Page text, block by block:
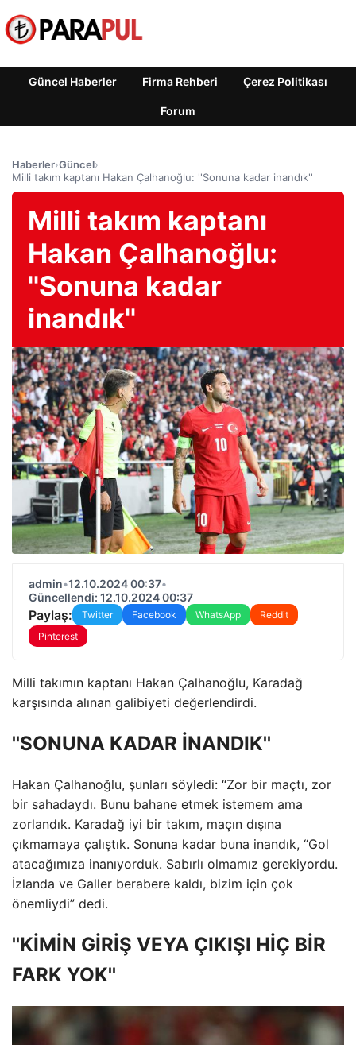
Güncel Haberler Firma Rehberi Çerez Politikası
Forum
Haberler›Güncel›
Milli takım kaptanı Hakan Çalhanoğlu: ''Sonuna kadar inandık''
Milli takım kaptanı
Hakan Çalhanoğlu:
''Sonuna kadar
inandık''
admin•12.10.2024 00:37•
Güncellendi: 12.10.2024 00:37
Paylaş: Twitter Facebook WhatsApp
Reddit
Pinterest
Milli takımın kaptanı Hakan Çalhanoğlu, Karadağ
karşısında alınan galibiyeti değerlendirdi.
''SONUNA KADAR İNANDIK''
Hakan Çalhanoğlu, şunları söyledi: “Zor bir maçtı, zor
bir sahadaydı. Bunu bahane etmek istemem ama
zorlandık. Karadağ iyi bir takım, maçın dışına
çıkmamaya çalıştık. Sonuna kadar buna inandık, “Gol
atacağımıza inanıyorduk. Sabırlı olmamız gerekiyordu.
İzlanda ve Galler berabere kaldı, bizim için çok
önemliydi” dedi.
''KİMİN GİRİŞ VEYA ÇIKIŞI HİÇ BİR
FARK YOK''